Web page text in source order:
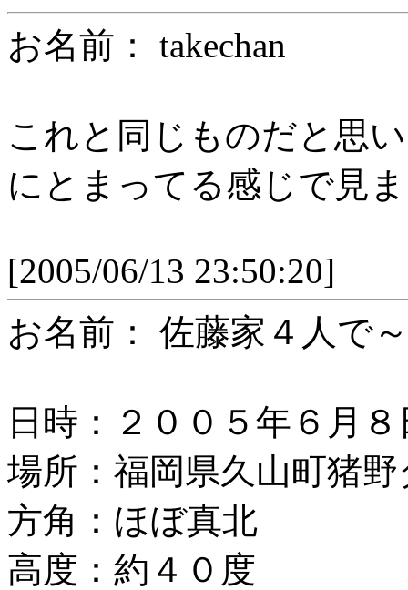
お名前： takechan
これと同じものだと思
にとまってる感じで見
[2005/06/13 23:50:20]
お名前： 佐藤家４人で
日時：２００５年６月
場所：福岡県久山町猪
方角：ほぼ真北
高度：約４０度